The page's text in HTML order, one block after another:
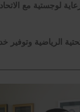
لوجستية مع
الرياضية